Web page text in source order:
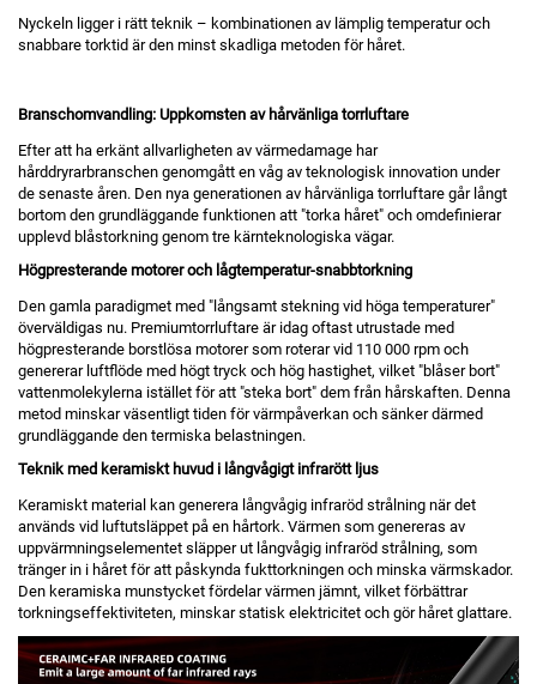
Nyckeln ligger i rätt teknik – kombinationen av lämplig temperatur och
snabbare torktid är den minst skadliga metoden för håret.
Branschomvandling: Uppkomsten av hårvänliga torrluftare
Efter att ha erkänt allvarligheten av värmedamage har
hårddryrarbranschen genomgått en våg av teknologisk innovation under
de senaste åren. Den nya generationen av hårvänliga torrluftare går långt
bortom den grundläggande funktionen att "torka håret" och omdefinierar
upplevd blåstorkning genom tre kärnteknologiska vägar.
Högpresterande motorer och lågtemperatur-snabbtorkning
Den gamla paradigmet med "långsamt stekning vid höga temperaturer"
överväldigas nu. Premiumtorrluftare är idag oftast utrustade med
högpresterande borstlösa motorer som roterar vid 110 000 rpm och
genererar luftflöde med högt tryck och hög hastighet, vilket "blåser bort"
vattenmolekylerna istället för att "steka bort" dem från hårskaften. Denna
metod minskar väsentligt tiden för värmpåverkan och sänker därmed
grundläggande den termiska belastningen.
Teknik med keramiskt huvud i långvågigt infrarött ljus
Keramiskt material kan generera långvågig infraröd strålning när det
används vid luftutsläppet på en hårtork. Värmen som genereras av
uppvärmningselementet släpper ut långvågig infraröd strålning, som
tränger in i håret för att påskynda fukttorkningen och minska värmskador.
Den keramiska munstycket fördelar värmen jämnt, vilket förbättrar
torkningseffektiviteten, minskar statisk elektricitet och gör håret glattare.